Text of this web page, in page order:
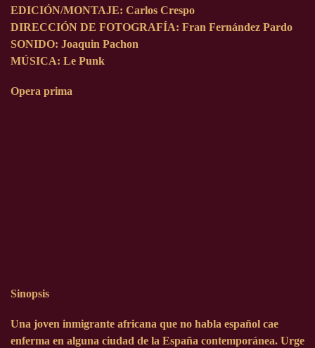
EDICIÓN/MONTAJE: Carlos Crespo
DIRECCIÓN DE FOTOGRAFÍA: Fran Fernández Pardo
SONIDO: Joaquin Pachon
MÚSICA: Le Punk
Opera prima
Sinopsis
Una joven inmigrante africana que no habla español cae
enferma en alguna ciudad de la España contemporánea. Urge